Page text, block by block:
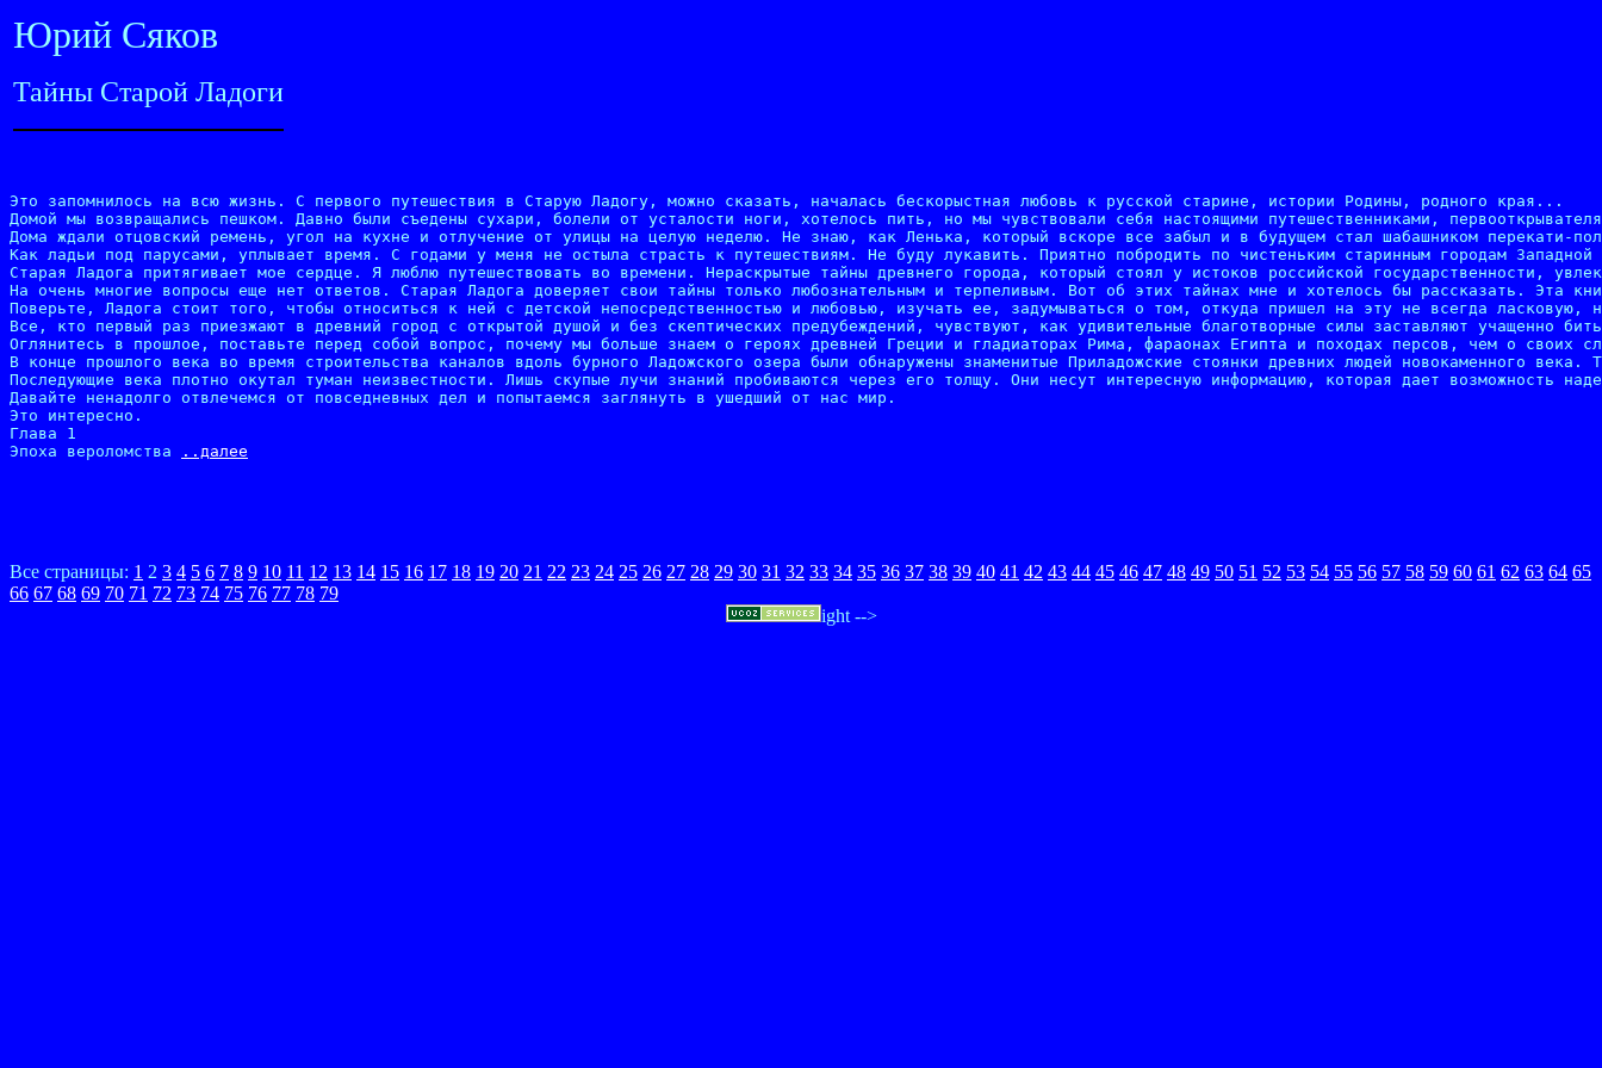
Юрий Сяков
Тайны Старой Ладоги
Это запомнилось на всю жизнь. С первого путешествия в Старую Ладогу, можно сказать, началась бескорыстная любовь к русской старине, истории Родины, родного края...
Домой мы возвращались пешком. Давно были съедены сухари, болели от усталости ноги, хотелось пить, но мы чувствовали себя настоящими путешественниками,
Дома ждали отцовский ремень, угол на кухне и отлучение от улицы на целую неделю. Не знаю, как Ленька, который вскоре все забыл и в будущем стал шабашником
Как ладьи под парусами, уплывает время. С годами у меня не остыла страсть к путешествиям. Не буду лукавить. Приятно побродить по чистеньким старинным городам
Старая Ладога притягивает мое сердце. Я люблю путешествовать во времени. Нераскрытые тайны древнего города, который стоял у истоков российской государственности,
На очень многие вопросы еще нет ответов. Старая Ладога доверяет свои тайны только любознательным и терпеливым. Вот об этих тайнах мне и хотелось бы рассказать. Эта
Поверьте, Ладога стоит того, чтобы относиться к ней с детской непосредственностью и любовью, изучать ее, задумываться о том, откуда пришел на эту не всегда
Все, кто первый раз приезжают в древний город с открытой душой и без скептических предубеждений, чувствуют, как удивительные благотворные силы заставляют
Оглянитесь в прошлое, поставьте перед собой вопрос, почему мы больше знаем о героях древней Греции и гладиаторах Рима, фараонах Египта и походах персов, чем о своих
В конце прошлого века во время строительства каналов вдоль бурного Ладожского озера были обнаружены знаменитые Приладожские стоянки древних людей новокаменного
Последующие века плотно окутал туман неизвестности. Лишь скупые лучи знаний пробиваются через его толщу. Они несут интересную информацию, которая дает возможность
Давайте ненадолго отвлечемся от повседневных дел и попытаемся заглянуть в ушедший от нас мир.
Это интересно.
Глава 1
Эпоха вероломства
..далее
Все страницы: 1 2 3 4 5 6 7 8 9 10 11 12 13 14 15 16 17 18 19 20 21 22 23 24 25 26 27 28 29 30 31 32 33 34 35 36 37 38 39 40 41 42 43 44 45 46 47 48 49 50 51 52 53 54 55 56 57 58 59 60 61 62 63 64 65
66 67 68 69 70 71 72 73 74 75 76 77 78 79
ight -->